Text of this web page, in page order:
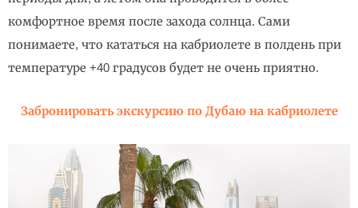
комфортное время после захода солнца. Сами
понимаете, что кататься на кабриолете в полдень при
температуре +40 градусов будет не очень приятно.
Забронировать экскурсию по Дубаю на кабриолете